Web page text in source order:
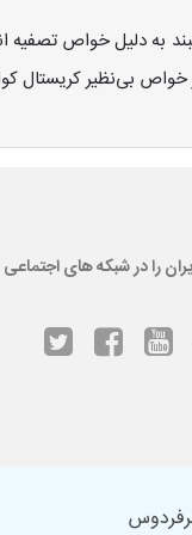
به دلیل خواص
بی‌نظیر کریستال
را در شبکه های اجتماعی